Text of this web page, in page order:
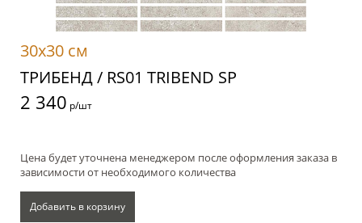
30x30 см
ТРИБЕНД / RS01 TRIBEND SP
2 340 р/шт
Цена будет уточнена менеджером после оформления заказа в
зависимости от необходимого количества
Добавить в корзину